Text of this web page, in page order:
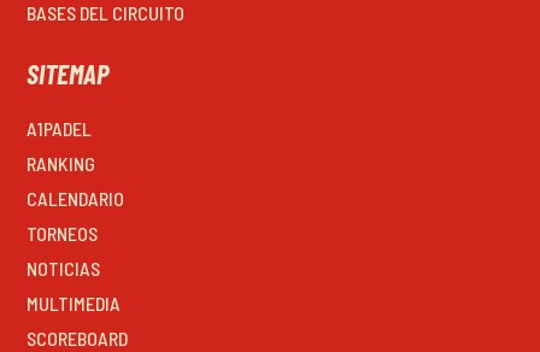
BASES DEL CIRCUITO
SITEMAP
A1PADEL
RANKING
CALENDARIO
TORNEOS
NOTICIAS
MULTIMEDIA
SCOREBOARD